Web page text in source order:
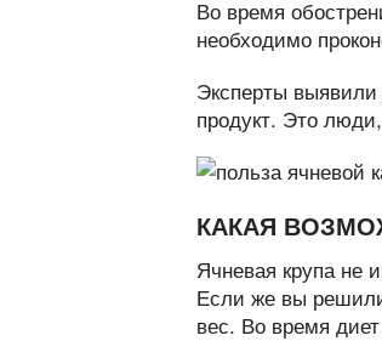
Во время
необходимо
Эксперты
продукт. Это
КАКАЯ
Ячневая крупа не
Если же вы
вес. Во время